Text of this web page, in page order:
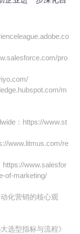
pro
m
： https://www.st
www.litmus.com/re
https://www.salesfor
of-marketing/
化营销的核心观
选型指标与流程》